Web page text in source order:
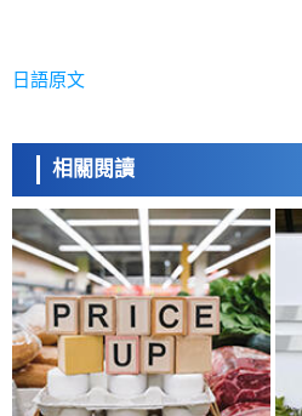
日語原文
相關閱讀